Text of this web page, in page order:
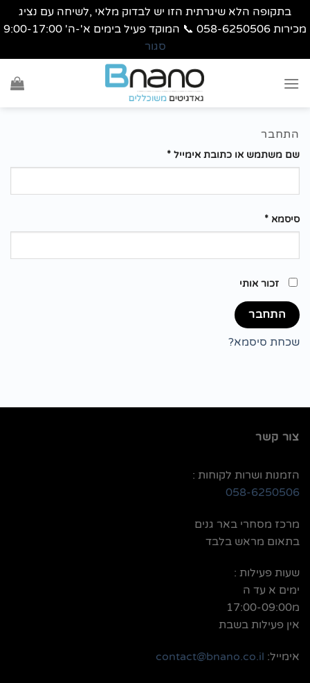
בתקופה הלא שיגרתית הזו יש לבדוק מלאי ,לשיחה עם נציג
מכירות 058-6250506 📞 המוקד פעיל בימים א'-ה' 9:00-17:00
סגור
התחבר
שם משתמש או כתובת אימייל *
סיסמא *
זכור אותי
התחבר
שכחת סיסמא?
צור קשר
הזמנות ושרות לקוחות :
058-6250506
מרכז מסחרי באר גנים
בתאום מראש בלבד
שעות פעילות :
ימים א עד ה
מ17:00-09:00
אין פעילות בשבת
אימייל: contact@bnano.co.il